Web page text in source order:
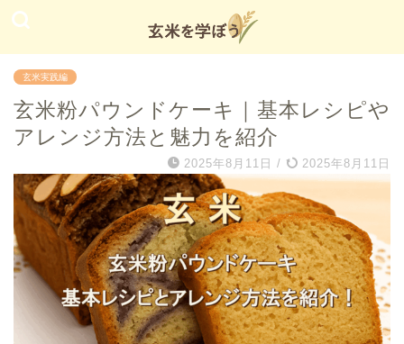
玄米実践編
玄米粉パウンドケーキ｜基本レシピや
アレンジ方法と魅力を紹介
2025年8月11日 / 2025年8月11日